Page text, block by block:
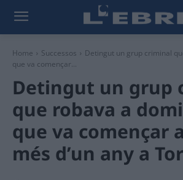
Home Successos
Detingut un grup criminal
que va començar...
Detingut un grup
que robava a
que va començar
més d’un any a